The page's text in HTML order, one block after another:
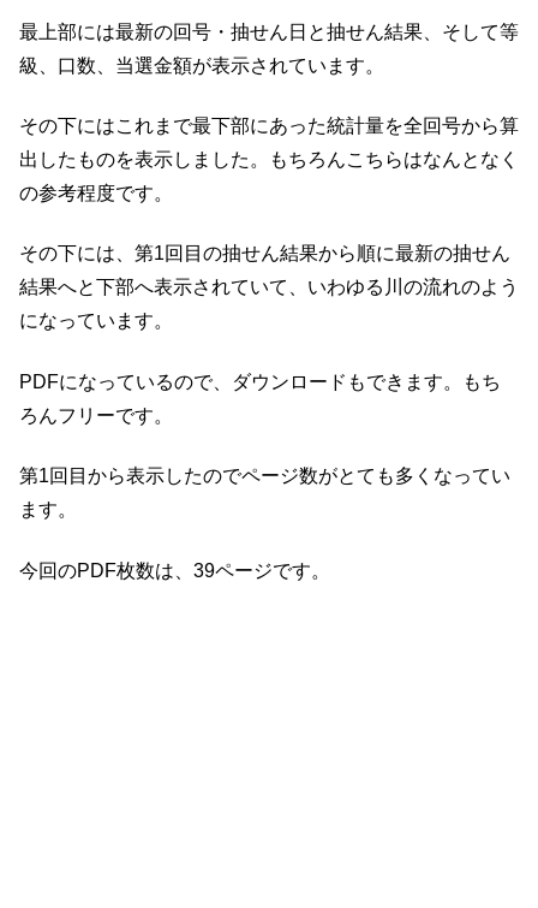
最上部には最新の回号・抽せん日と抽せん結果、そして等
級、口数、当選金額が表示されています。
その下にはこれまで最下部にあった統計量を全回号から算
出したものを表示しました。もちろんこちらはなんとなく
の参考程度です。
その下には、第1回目の抽せん結果から順に最新の抽せん
結果へと下部へ表示されていて、いわゆる川の流れのよう
になっています。
PDFになっているので、ダウンロードもできます。もち
ろんフリーです。
第1回目から表示したのでページ数がとても多くなってい
ます。
今回のPDF枚数は、39ページです。